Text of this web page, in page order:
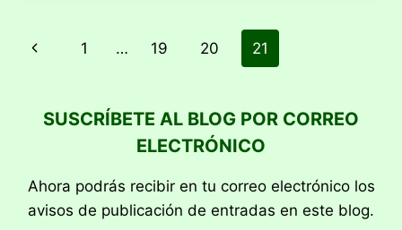
Navegación
página
Página
1 … 19 20 21
SUSCRÍBETE AL BLOG POR CORREO
ELECTRÓNICO
Ahora podrás recibir en tu correo electrónico los
avisos de publicación de entradas en este blog.